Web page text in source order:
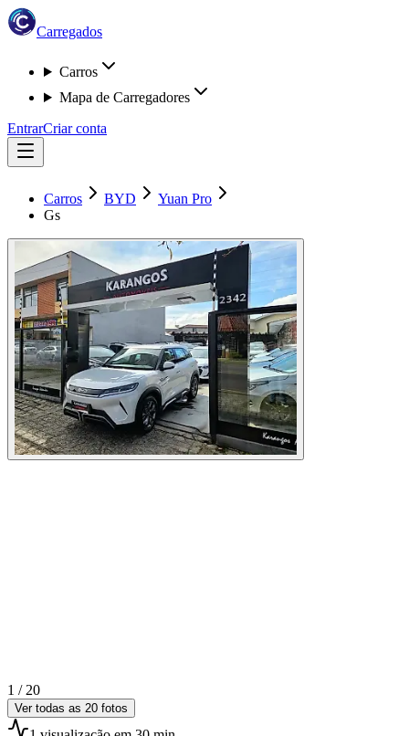
Carregados
Carros
Mapa de Carregadores
EntrarCriar conta
Carros BYD
Yuan Pro
Gs
1 / 20
Ver todas as 20 fotos